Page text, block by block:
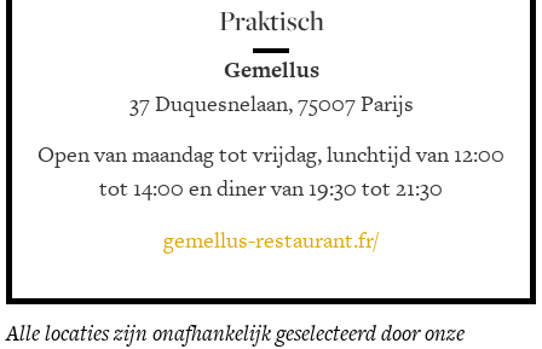
Praktisch
Gemellus
37 Duquesnelaan, 75007 Parijs
Open van maandag tot vrijdag, lunchtijd van 12:00
tot 14:00 en diner van 19:30 tot 21:30
gemellus-restaurant.fr/
Alle locaties zijn onafhankelijk geselecteerd door onze